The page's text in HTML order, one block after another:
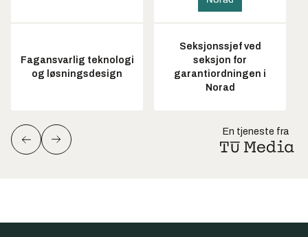
Fagansvarlig teknologi
og løsningsdesign
Seksjonssjef ved
seksjon for
garantiordningen i
Norad
En tjeneste fra